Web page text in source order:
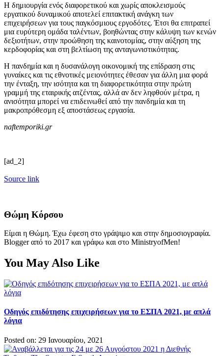
Η δημιουργία ενός διαφορετικού και χωρίς αποκλεισμούς
εργατικού δυναμικού αποτελεί επιτακτική ανάγκη των
επιχειρήσεων για τους παγκόσμιους εργοδότες. Έτσι θα επιτραπεί
μια ευρύτερη ομάδα ταλέντων, βοηθώντας στην κάλυψη των κενών
δεξιοτήτων, στην προώθηση της καινοτομίας, στην αύξηση της
κερδοφορίας και στη βελτίωση της ανταγωνιστικότητας.
Η πανδημία και η δυσανάλογη οικονομική της επίδραση στις
γυναίκες και τις εθνοτικές μειονότητες έθεσαν για άλλη μια φορά
την ένταξη, την ισότητα και τη διαφορετικότητα στην πρώτη
γραμμή της εταιρικής ατζέντας, αλλά αν δεν ληφθούν μέτρα, η
ανισότητα μπορεί να επιδεινωθεί από την πανδημία και τη
μακροπρόθεσμη εξ αποστάσεως εργασία.
naftemporiki.gr
[ad_2]
Source link
Θώμη Κόρσου
Είμαι η Θώμη. Έχω έφεση στο γράψιμο και στην δημοσιογραφία.
Blogger από το 2017 και γράφω και στο MinistryofMen!
You May Also Like
Οδηγός επιδότησης επιχειρήσεων για το ΕΣΠΑ 2021, με απλά
λόγια
Posted on: 29 Ιανουαρίου, 2021